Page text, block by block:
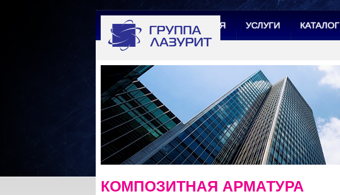
ГЛАВНАЯ УСЛУГИ КАТАЛОГ
КОМПОЗИТНАЯ АРМАТУРА